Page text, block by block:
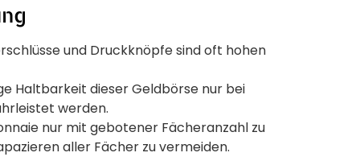
und Druckknöpfe sind oft hohen
Haltbarkeit dieser Geldbörse nur bei
werden.
nur mit gebotener Fächeranzahl zu
aller Fächer zu vermeiden.